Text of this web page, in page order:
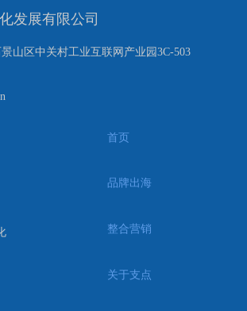
山区中关村工业互联网产业园3C-503
发展有限公司
首页
品牌出海
整合营销
关于支点